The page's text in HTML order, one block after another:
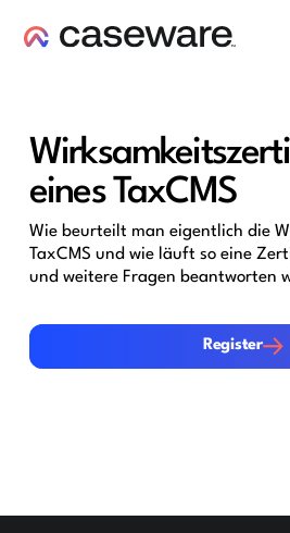
eines TaxCMS
Wie beurteilt man eigentlich die
TaxCMS und wie läuft so eine
und weitere Fragen beantworten
Register
Register